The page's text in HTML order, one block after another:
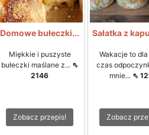
Domowe bułeczki...
Miękkie i puszyste
bułeczki maślane z... ⇖
2146
Zobacz przepis!
Sałatka z
Wakacje to
czas
mnie... ⇖
Zobacz